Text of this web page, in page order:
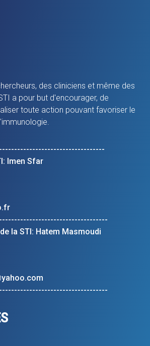
des cliniciens et même des
a pour but d'encourager, de
toute action pouvant favoriser le
Imen Sfar
la STI: Hatem Masmoudi